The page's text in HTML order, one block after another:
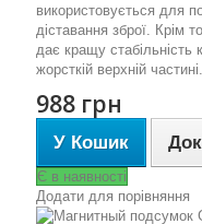
використовується для
діставання зброї. Крім
дає кращу стабільність
жорсткій верхній частині.
988 грн
У Кошик
Є в наявності
Додати для порівняння